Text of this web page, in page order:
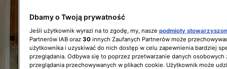
Dbamy o Twoją prywatność
Jeśli użytkownik wyrazi na to zgodę, my, nasze podmioty
Partnerów IAB oraz 30 innych Zaufanych Partnerów może
użytkownika i uzyskiwać do nich dostęp w celu zapewnienia bardziej
przeglądania. Odbywa się to poprzez przetwarzanie danych osobowych
przeglądania przechowywanych w plikach cookie. Użytkownik może